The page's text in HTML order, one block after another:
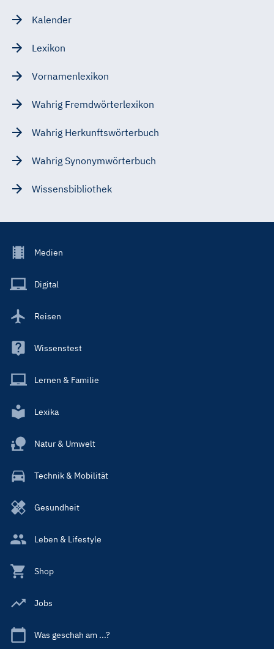
Kalender
Lexikon
Vornamenlexikon
Wahrig Fremdwörterlexikon
Wahrig Herkunftswörterbuch
Wahrig Synonymwörterbuch
Wissensbibliothek
Footer
Main
Medien
Digital
Reisen
Wissenstest
Lernen & Familie
Lexika
Natur & Umwelt
Technik & Mobilität
Gesundheit
Leben & Lifestyle
Shop
Jobs
Was geschah am ...?